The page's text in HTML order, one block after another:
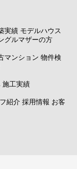
実績 モデルハウス
グルマザーの方
マンション 物件検
施工実績
紹介 採用情報 お客